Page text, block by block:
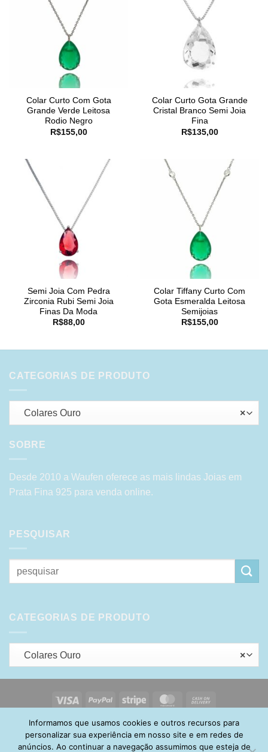
Colar Curto Com Gota
Grande Verde Leitosa
Rodio Negro
R$155,00
Colar Curto Gota Grande
Cristal Branco Semi Joia
Fina
R$135,00
Semi Joia Com Pedra
Zirconia Rubi Semi Joia
Finas Da Moda
R$88,00
Colar Tiffany Curto Com
Gota Esmeralda Leitosa
Semijoias
R$155,00
CATEGORIAS DE PRODUTO
×
Colares Ouro
SOBRE
Desde 2010 a Waufen oferece as mais lindas Joias em
Prata Fina 925 para venda online.
PESQUISAR
Pesquisar
por:
CATEGORIAS DE PRODUTO
×
Colares Ouro
Visa PayPal Stripe MasterCard
Delivery
HOME SOBRE POLÍTICA DE PRIVACIDADE
ENTREGA
TROCA E DEVOLUÇÃO
GARANTIA FAQ
CARRINHO
MINHA CONTA
Informamos que usamos cookies e outros recursos para
personalizar sua experiência em nosso site e em redes de
anúncios. Ao continuar a navegação assumimos que esteja de